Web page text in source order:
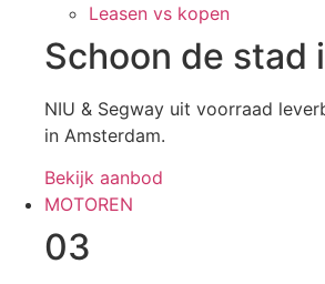
Leasen vs kopen
Schoon de stad
NIU & Segway uit voorraad
in Amsterdam.
Bekijk aanbod
MOTOREN
03